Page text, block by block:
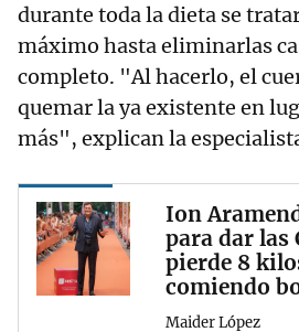
durante toda la dieta se
máximo hasta eliminarlas
completo. "Al hacerlo, el
quemar la ya existente en
más", explican la
Ion
para dar las
pierde 8
comiendo
Maider López